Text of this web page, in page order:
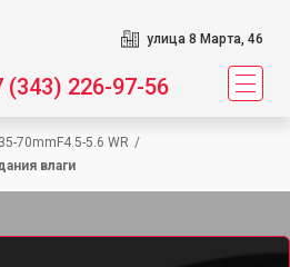
улица 8 Марта, 46
(343) 226-97-56
70mmF4.5-5.6 WR /
влаги